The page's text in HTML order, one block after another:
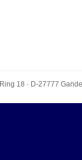
Ring 18 · D-27777